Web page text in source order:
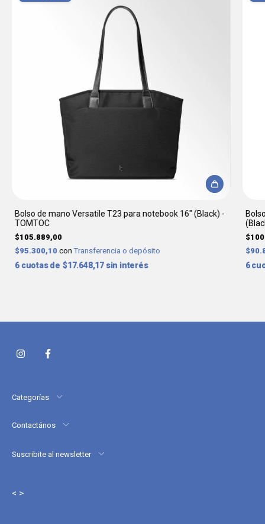
Bolso de mano Versatile T23 para notebook 16" (Black) -
TOMTOC
$105.889,00
$95.300,10 con Transferencia o depósito
6 $17.648,17 sin interés 6
Categorías
Contactános
Suscribite al newsletter
< >